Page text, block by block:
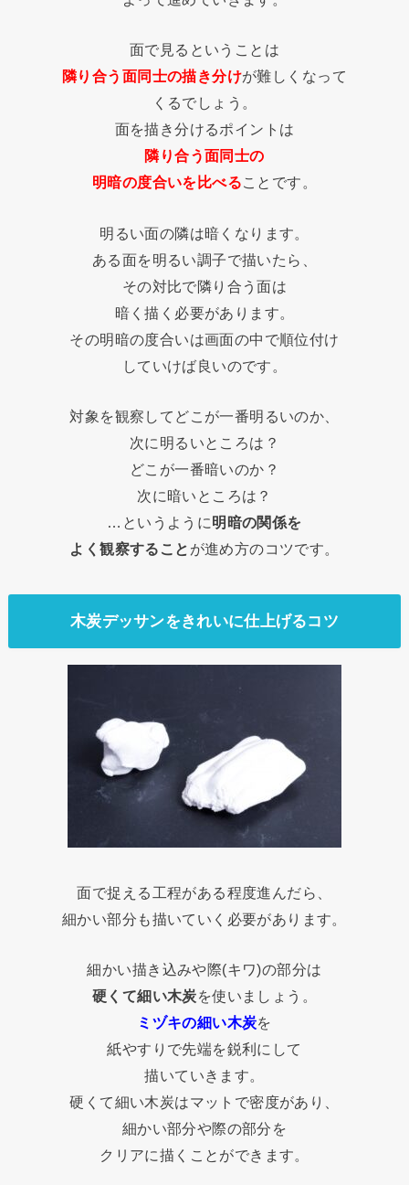
面で見るということは
隣り合う面同士の描き分けが難しくなって
くるでしょう。
面を描き分けるポイントは
隣り合う面同士の
明暗の度合いを比べることです。
明るい面の隣は暗くなります。
ある面を明るい調子で描いたら、
その対比で隣り合う面は
暗く描く必要があります。
その明暗の度合いは画面の中で順位付け
していけば良いのです。
対象を観察してどこが一番明るいのか、
次に明るいところは？
どこが一番暗いのか？
次に暗いところは？
…というように明暗の関係を
よく観察すること が進め方のコツです。
木炭デッサンをきれいに仕上げるコツ
面で捉える工程がある程度進んだら、
細かい部分も描いていく必要があります。
細かい描き込みや際(キワ)の部分は
硬くて細い木炭を使いましょう。
ミヅキの細い木炭を
紙やすりで先端を鋭利にして
描いていきます。
硬くて細い木炭はマットで密度があり、
細かい部分や際の部分を
クリアに描くことができます。